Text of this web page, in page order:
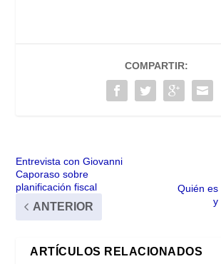
COMPARTIR:
Entrevista con Giovanni
Caporaso sobre
planificación fiscal
ANTERIOR
Quién es
y
ARTÍCULOS RELACIONADOS